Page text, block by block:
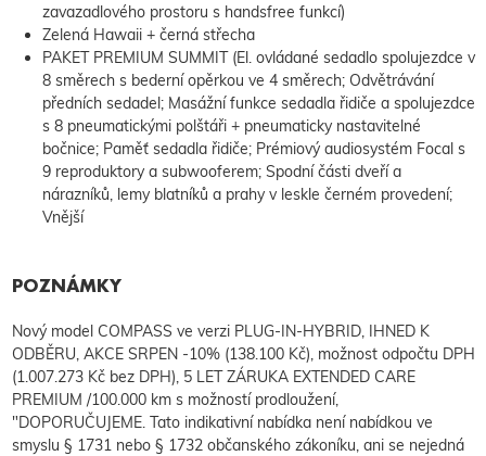
zavazadlového prostoru s handsfree funkcí)
Zelená Hawaii + černá střecha
PAKET PREMIUM SUMMIT (El. ovládané sedadlo spolujezdce v
8 směrech s bederní opěrkou ve 4 směrech; Odvětrávání
předních sedadel; Masážní funkce sedadla řidiče a spolujezdce
s 8 pneumatickými polštáři + pneumaticky nastavitelné
bočnice; Paměť sedadla řidiče; Prémiový audiosystém Focal s
9 reproduktory a subwooferem; Spodní části dveří a
nárazníků, lemy blatníků a prahy v leskle černém provedení;
Vnější
POZNÁMKY
Nový model COMPASS ve verzi PLUG-IN-HYBRID, IHNED K
ODBĚRU, AKCE SRPEN -10% (138.100 Kč), možnost odpočtu DPH
(1.007.273 Kč bez DPH), 5 LET ZÁRUKA EXTENDED CARE
PREMIUM /100.000 km s možností prodloužení,
"DOPORUČUJEME. Tato indikativní nabídka není nabídkou ve
smyslu § 1731 nebo § 1732 občanského zákoníku, ani se nejedná